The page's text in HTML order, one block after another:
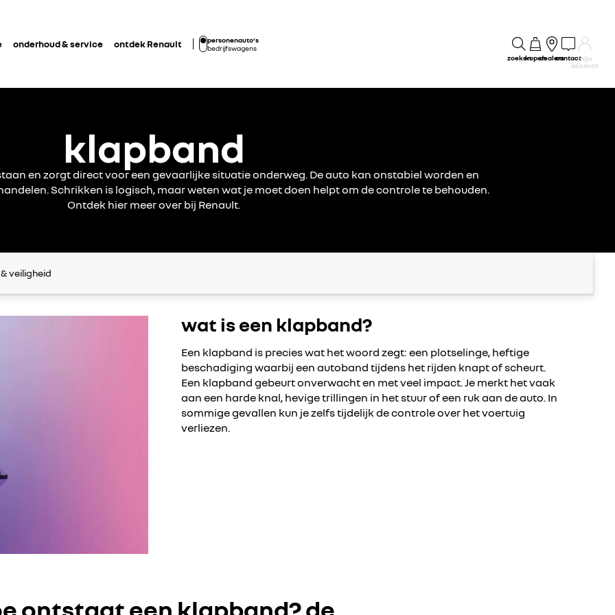
onderhoud & service ontdek Renault
personenauto's
bedrijfswagens
zoekenkopendealerscontactmijn
account
klapband
en zorgt direct voor een gevaarlijke situatie onderweg. De auto kan onstabiel worden en
Schrikken is logisch, maar weten wat je moet doen helpt om de controle te behouden.
Ontdek hier meer over bij Renault.
veiligheid
wat is een klapband?
Een klapband is precies wat het woord zegt: een plotselinge, heftige
beschadiging waarbij een autoband tijdens het rijden knapt of scheurt.
Een klapband gebeurt onverwacht en met veel impact. Je merkt het vaak
aan een harde knal, hevige trillingen in het stuur of een ruk aan de auto. In
sommige gevallen kun je zelfs tijdelijk de controle over het voertuig
verliezen.
ontstaat een klapband? de